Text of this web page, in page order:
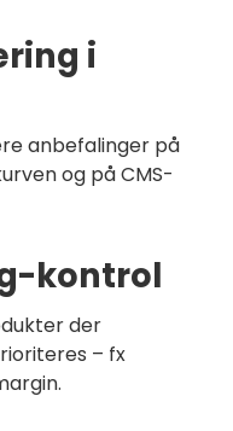
i
anbefalinger på
og på CMS-
kontrol
der
– fx